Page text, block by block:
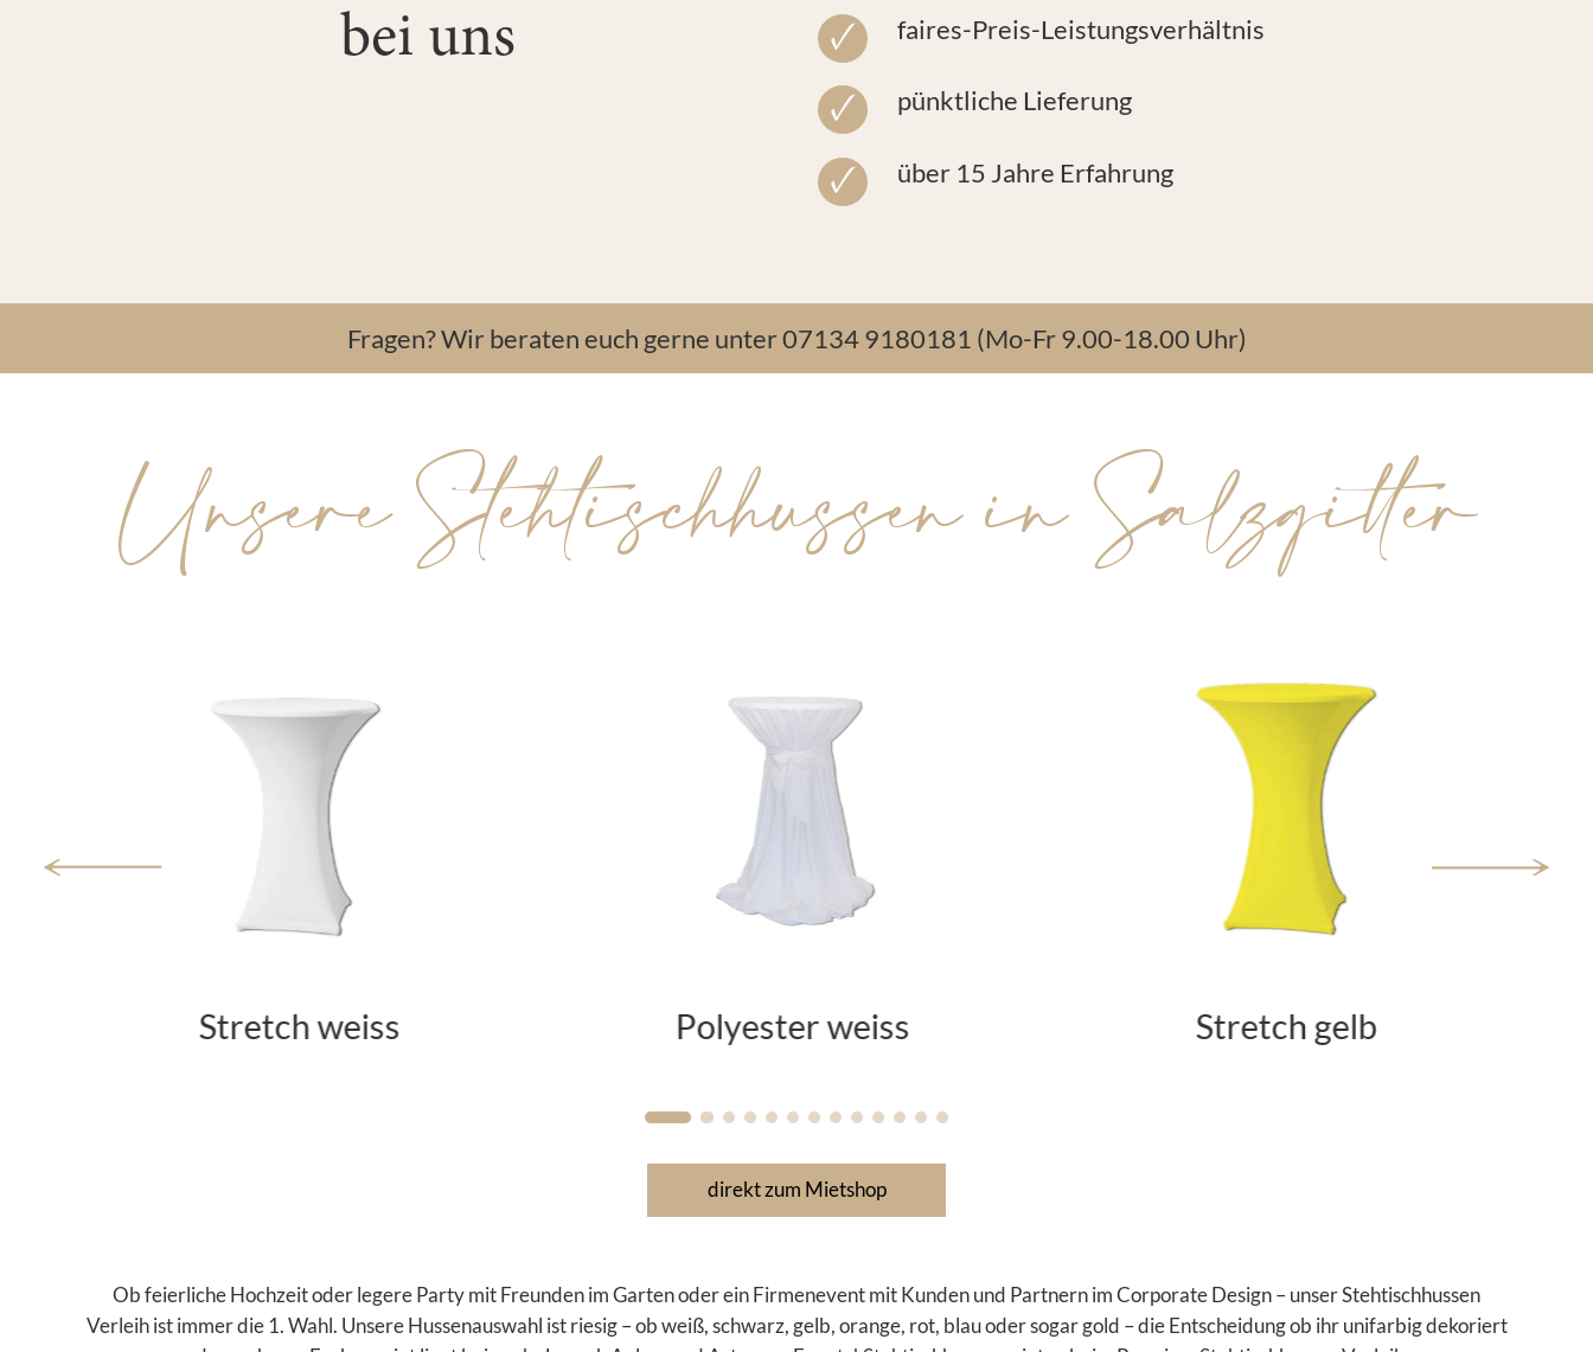
bei uns
faires-Preis-Leistungsverhältnis
pünktliche Lieferung
über 15 Jahre Erfahrung
Fragen? Wir beraten euch gerne unter 07134 9180181 (Mo-Fr 9.00-18.00 Uhr)
Unsere Stehtischhussen in Salzgitter
Polyester weiss Stretch gelb Stretch orange
direkt zum Mietshop
Ob feierliche Hochzeit oder legere Party mit Freunden im Garten oder ein Firmenevent mit Kunden und Partnern im Corporate Design – unser Stehtischhussen
Verleih ist immer die 1. Wahl. Unsere Hussenauswahl ist riesig– ob weiß, schwarz, gelb, orange, rot, blau oder sogar gold – die Entscheidung ob ihr unifarbig dekoriert